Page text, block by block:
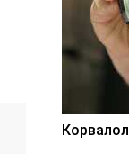
Корвалол